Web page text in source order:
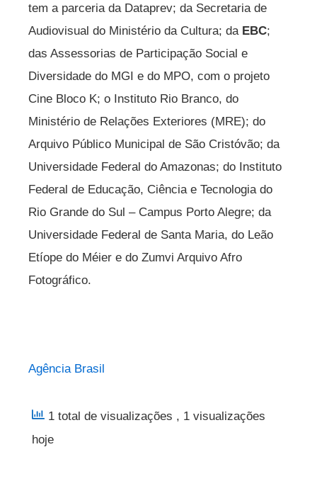
tem a parceria da Dataprev; da Secretaria de
Audiovisual do Ministério da Cultura; da EBC;
das Assessorias de Participação Social e
Diversidade do MGI e do MPO, com o projeto
Cine Bloco K; o Instituto Rio Branco, do
Ministério de Relações Exteriores (MRE); do
Arquivo Público Municipal de São Cristóvão; da
Universidade Federal do Amazonas; do Instituto
Federal de Educação, Ciência e Tecnologia do
Rio Grande do Sul – Campus Porto Alegre; da
Universidade Federal de Santa Maria, do Leão
Etíope do Méier e do Zumvi Arquivo Afro
Fotográfico.
Agência Brasil
1 total de visualizações , 1 visualizações
hoje